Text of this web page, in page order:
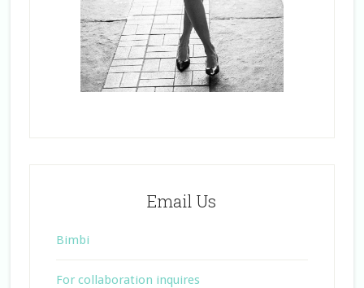
Email Us
Bimbi
For collaboration inquires